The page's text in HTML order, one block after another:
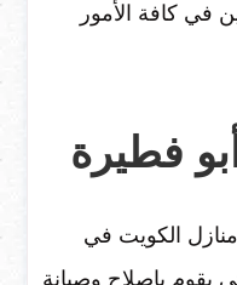
في كافة الأمور
فطيرة
الكويت في
يقوم بإصلاح وصيانة